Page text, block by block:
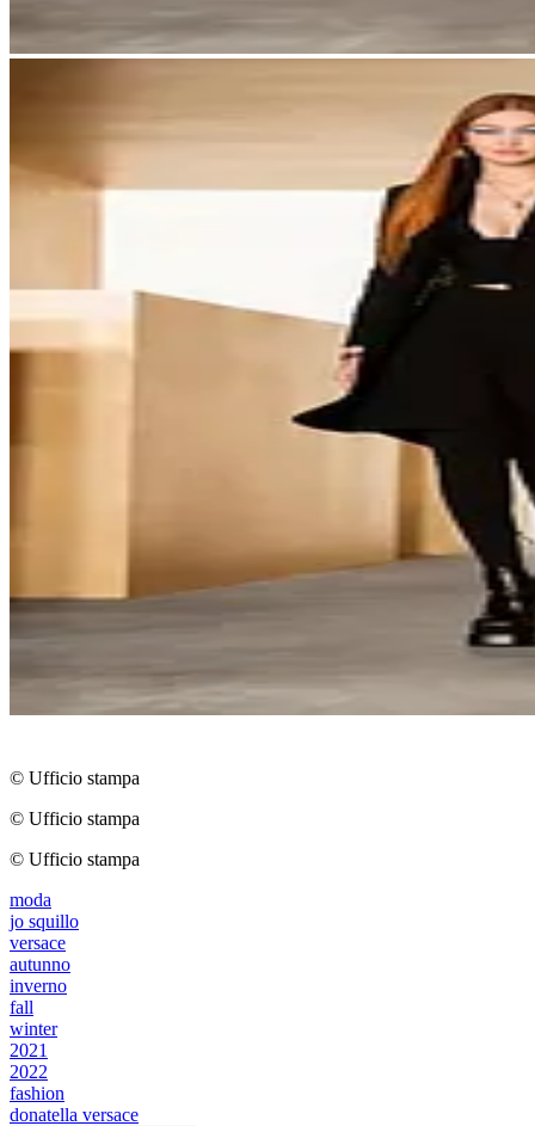
© Ufficio stampa
© Ufficio stampa
© Ufficio stampa
moda
jo squillo
versace
autunno
inverno
fall
winter
2021
2022
fashion
donatella versace